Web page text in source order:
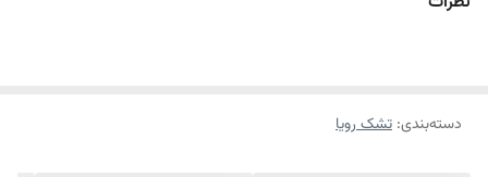
اسکلت فنر متصل یکپارچه به همراه فریم فلزی و فنرهای تخت تقویتی
دسته‌بندی: تشک رویا